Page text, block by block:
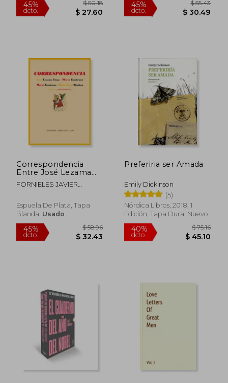
45%
dcto.
Correspondencia
Entre José Lezama
Lima y María
Zambrano y Entre
María Luisa Bautista
FORNIELES JAVIER
Espuela De Plata, Tapa
Blanda, Usado
45%
Preferiria ser Amada
Emily Dickinson
(5)
Nórdica Libros, 2018, 1
Edición, Tapa Dura, Nuevo